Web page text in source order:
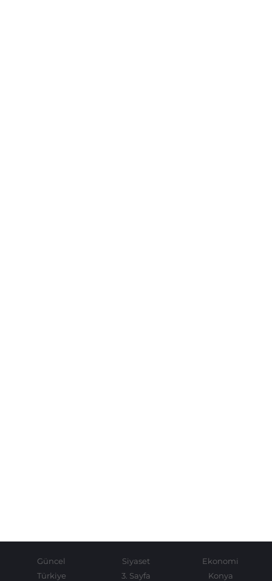
Güncel Siyaset
Ekonomi
Türkiye
3. Sayfa Konya